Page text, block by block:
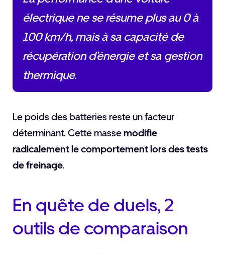
électrique ne se résume plus au 0 à
100 km/h, mais à sa capacité de
récupération d’énergie et sa gestion
thermique.
Le poids des batteries reste un facteur
déterminant. Cette massemodifie
radicalement le comportement lors des tests
de freinage.
En quête de duels, 2
outils de comparaison